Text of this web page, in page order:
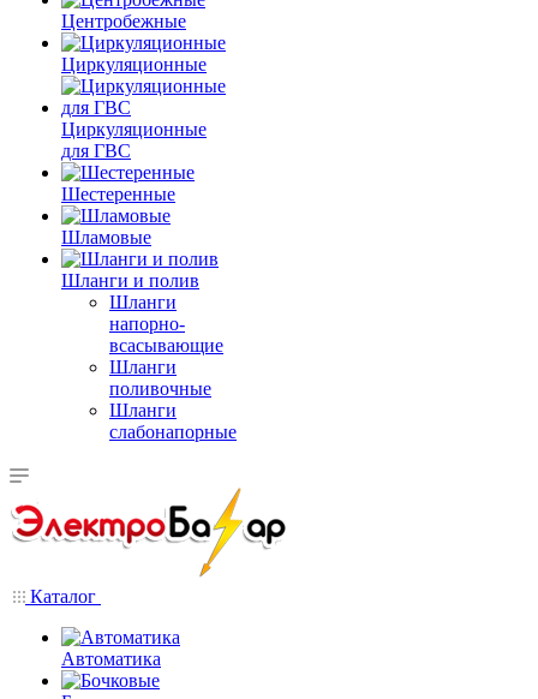
Центробежные
Циркуляционные
Циркуляционные
для ГВС
Шестеренные
Шламовые
Шланги и полив
Шланги
напорно-
всасывающие
Шланги
поливочные
Шланги
слабонапорные
Каталог
Автоматика